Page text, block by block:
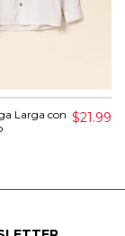
Larga con $21.99